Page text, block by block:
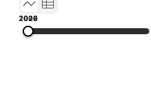
1995
2002
2009
2016
2026